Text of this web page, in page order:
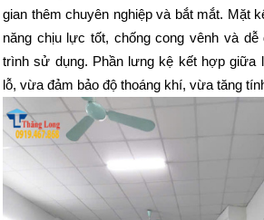
gian thêm chuyên nghiệp và bắt mắt. Mặt
năng chịu lực tốt, chống cong vênh và dễ
trình sử dụng. Phần lưng kệ kết hợp giữa
lỗ, vừa đảm bảo độ thoáng khí, vừa tăng